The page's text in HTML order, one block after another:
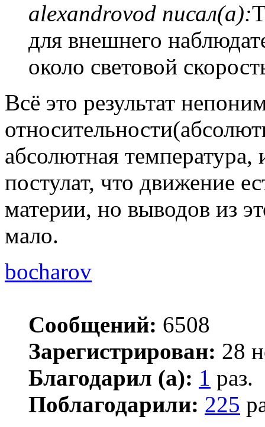
alexandrovod писал(а):
для внешнего
около световой
Всё это результат
абсолютная
постулат, что движение
материи, но выводов из
мало.
bocharov
Сообщений: 6508
Зарегистрирован: 28
Благодарил (а): 1 раз.
Поблагодарили: 225